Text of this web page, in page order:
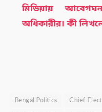
মিডিয়ায়
অধিকারীর। কী
Bengal Politics Chief